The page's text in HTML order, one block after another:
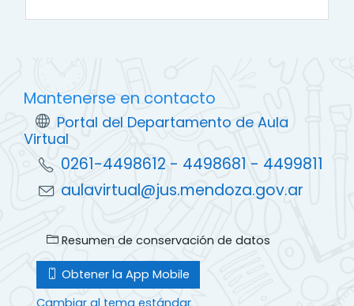
Mantenerse en contacto
Portal del Departamento de Aula
Virtual
0261-4498612 - 4498681 - 4499811
aulavirtual@jus.mendoza.gov.ar
Resumen de conservación de datos
Obtener la App Mobile